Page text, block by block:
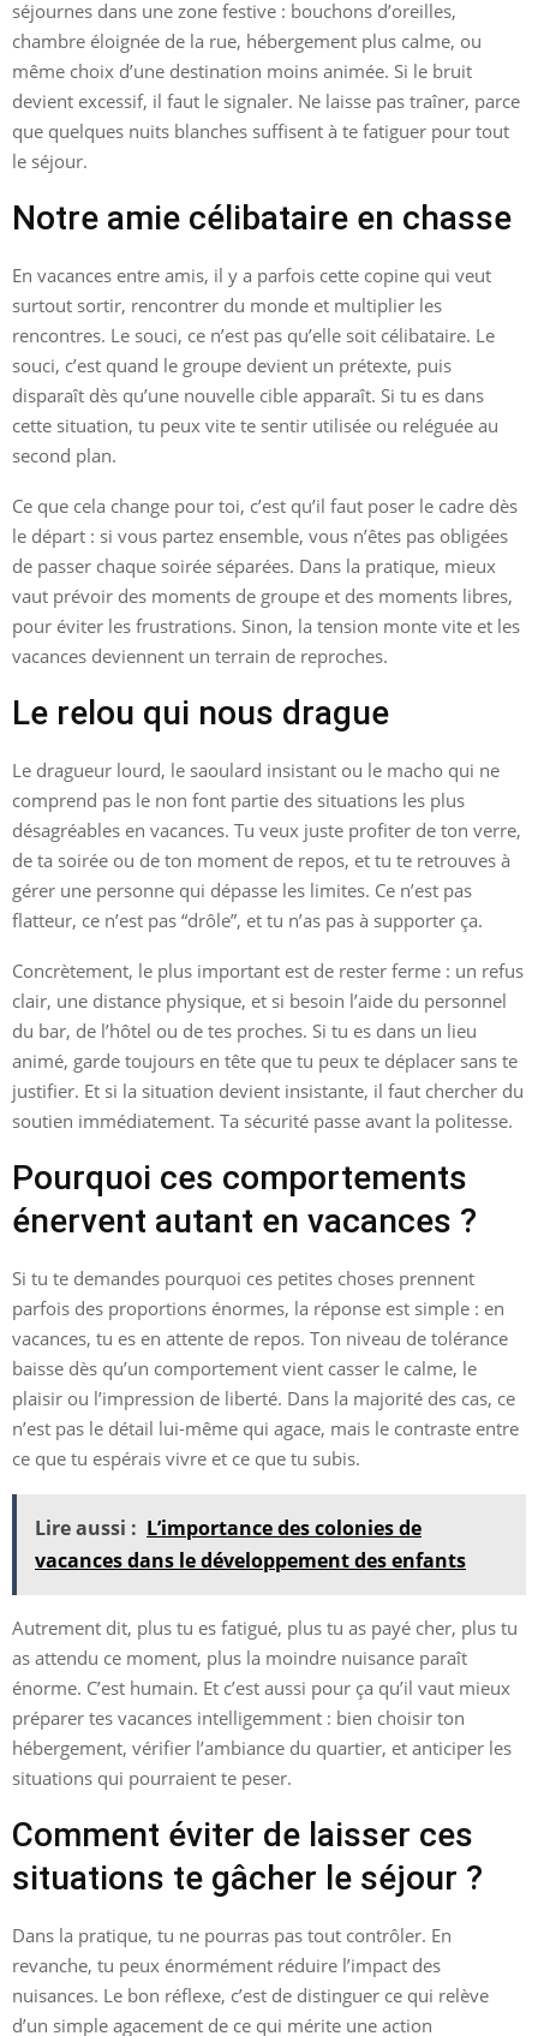
séjournes dans une zone festive : bouchons d’oreilles,
chambre éloignée de la rue, hébergement plus calme, ou
même choix d’une destination moins animée. Si le bruit
devient excessif, il faut le signaler. Ne laisse pas traîner, parce
que quelques nuits blanches suffisent à te fatiguer pour tout
le séjour.
Notre amie célibataire en chasse
En vacances entre amis, il y a parfois cette copine qui veut
surtout sortir, rencontrer du monde et multiplier les
rencontres. Le souci, ce n’est pas qu’elle soit célibataire. Le
souci, c’est quand le groupe devient un prétexte, puis
disparaît dès qu’une nouvelle cible apparaît. Si tu es dans
cette situation, tu peux vite te sentir utilisée ou reléguée au
second plan.
Ce que cela change pour toi, c’est qu’il faut poser le cadre dès
le départ : si vous partez ensemble, vous n’êtes pas obligées
de passer chaque soirée séparées. Dans la pratique, mieux
vaut prévoir des moments de groupe et des moments libres,
pour éviter les frustrations. Sinon, la tension monte vite et les
vacances deviennent un terrain de reproches.
Le relou qui nous drague
Le dragueur lourd, le saoulard insistant ou le macho qui ne
comprend pas le non font partie des situations les plus
désagréables en vacances. Tu veux juste profiter de ton verre,
de ta soirée ou de ton moment de repos, et tu te retrouves à
gérer une personne qui dépasse les limites. Ce n’est pas
flatteur, ce n’est pas “drôle”, et tu n’as pas à supporter ça.
Concrètement, le plus important est de rester ferme : un refus
clair, une distance physique, et si besoin l’aide du personnel
du bar, de l’hôtel ou de tes proches. Si tu es dans un lieu
animé, garde toujours en tête que tu peux te déplacer sans te
justifier. Et si la situation devient insistante, il faut chercher du
soutien immédiatement. Ta sécurité passe avant la politesse.
Pourquoi ces comportements
énervent autant en vacances ?
Si tu te demandes pourquoi ces petites choses prennent
parfois des proportions énormes, la réponse est simple : en
vacances, tu es en attente de repos. Ton niveau de tolérance
baisse dès qu’un comportement vient casser le calme, le
plaisir ou l’impression de liberté. Dans la majorité des cas, ce
n’est pas le détail lui-même qui agace, mais le contraste entre
ce que tu espérais vivre et ce que tu subis.
Lire aussi : L’importance des colonies de
vacances dans le développement des enfants
Autrement dit, plus tu es fatigué, plus tu as payé cher, plus tu
as attendu ce moment, plus la moindre nuisance paraît
énorme. C’est humain. Et c’est aussi pour ça qu’il vaut mieux
préparer tes vacances intelligemment : bien choisir ton
hébergement, vérifier l’ambiance du quartier, et anticiper les
situations qui pourraient te peser.
Comment éviter de laisser ces
situations te gâcher le séjour ?
Dans la pratique, tu ne pourras pas tout contrôler. En
revanche, tu peux énormément réduire l’impact des
nuisances. Le bon réflexe, c’est de distinguer ce qui relève
d’un simple agacement de ce qui mérite une action